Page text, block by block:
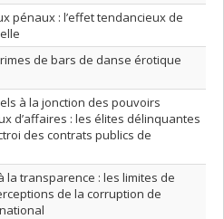
pénaux : l’effet tendancieux de
de bars de danse érotique
à la jonction des pouvoirs
d’affaires : les élites délinquantes
des contrats publics de
la transparence : les limites de
de la corruption de